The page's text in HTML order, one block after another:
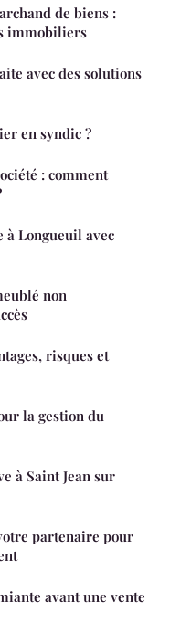
de biens :
immobiliers
avec des solutions
en syndic ?
: comment
Longueuil avec
non
risques et
la gestion du
à Saint Jean sur
partenaire pour
avant une vente